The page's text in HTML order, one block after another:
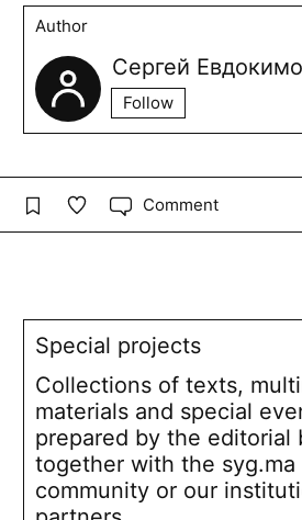
Author
Сергей
Follow
Comment
Special projects
Collections of texts,
materials and special
prepared by the editorial
together with the syg.ma
community or our